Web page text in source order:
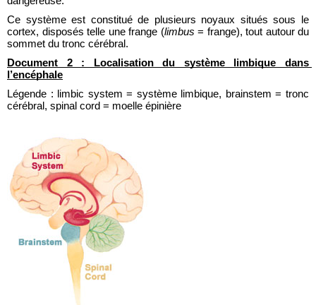
Ce système est constitué de plusieurs noyaux situés sous le
cortex, disposés telle une frange (limbus = frange), tout autour du
sommet du tronc cérébral.
Document 2 : Localisation du système limbique dans
l’encéphale
Légende : limbic system = système limbique, brainstem = tronc
cérébral, spinal cord = moelle épinière